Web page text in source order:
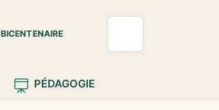
BICENTENAIRE
PÉDAGOGIE